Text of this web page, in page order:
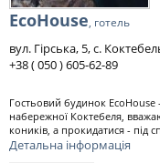
EcoHouse, готель
вул. Гірська, 5, с.
+38 ( 050 ) 605-62-89
Гостьовий будинок EcoHouse
набережної Коктебеля,
коників, а прокидатися - під
Детальна інформація